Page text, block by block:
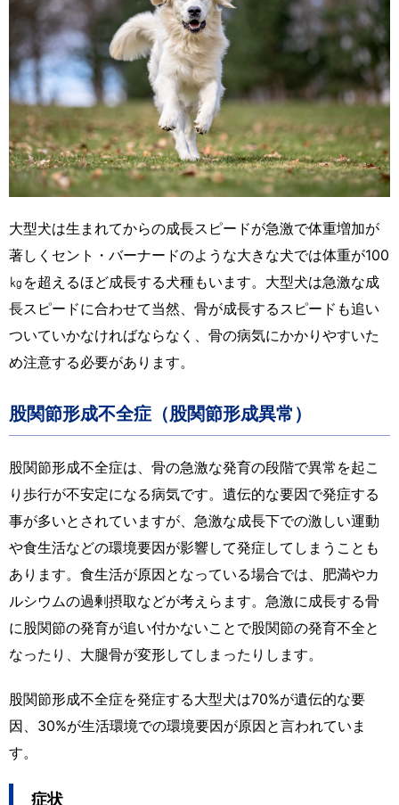
大型犬は生まれてからの成長スピードが急激で体重増加が
著しくセント・バーナードのような大きな犬では体重が100
㎏を超えるほど成長する犬種もいます。大型犬は急激な成
長スピードに合わせて当然、骨が成長するスピードも追い
ついていかなければならなく、骨の病気にかかりやすいた
め注意する必要があります。
股関節形成不全症（股関節形成異常）
股関節形成不全症は、骨の急激な発育の段階で異常を起こ
り歩行が不安定になる病気です。遺伝的な要因で発症する
事が多いとされていますが、急激な成長下での激しい運動
や食生活などの環境要因が影響して発症してしまうことも
あります。食生活が原因となっている場合では、肥満やカ
ルシウムの過剰摂取などが考えらます。急激に成長する骨
に股関節の発育が追い付かないことで股関節の発育不全と
なったり、大腿骨が変形してしまったりします。
股関節形成不全症を発症する大型犬は70%が遺伝的な要
因、30%が生活環境での環境要因が原因と言われていま
す。
症状